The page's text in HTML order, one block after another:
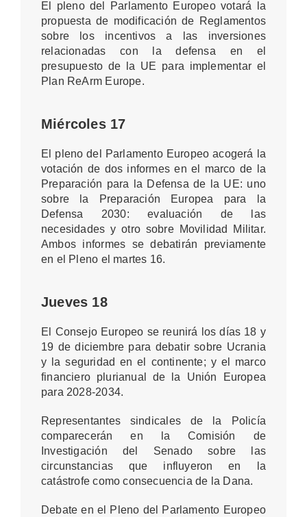
El pleno del Parlamento Europeo votará la
propuesta de modificación de Reglamentos
sobre los incentivos a las inversiones
relacionadas con la defensa en el
presupuesto de la UE para implementar el
Plan ReArm Europe.
Miércoles 17
El pleno del Parlamento Europeo acogerá la
votación de dos informes en el marco de la
Preparación para la Defensa de la UE: uno
sobre la Preparación Europea para la
Defensa 2030: evaluación de las
necesidades y otro sobre Movilidad Militar.
Ambos informes se debatirán previamente
en el Pleno el martes 16.
Jueves 18
El Consejo Europeo se reunirá los días 18 y
19 de diciembre para debatir sobre Ucrania
y la seguridad en el continente; y el marco
financiero plurianual de la Unión Europea
para 2028-2034.
Representantes sindicales de la Policía
comparecerán en la Comisión de
Investigación del Senado sobre las
circunstancias que influyeron en la
catástrofe como consecuencia de la Dana.
Debate en el Pleno del Parlamento Europeo